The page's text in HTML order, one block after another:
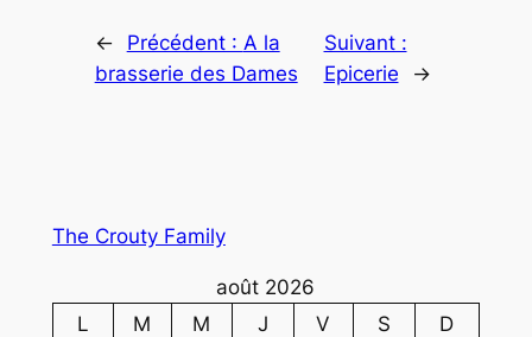
← Précédent : A la
brasserie des Dames
Suivant :
Epicerie
→
The Crouty Family
août 2026
L
M M J V S
D